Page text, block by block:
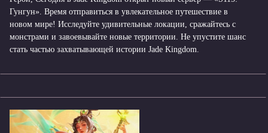
Гунгун». Время отправиться в увлекательное путешествие в
новом мире! Исследуйте удивительные локации, сражайтесь с
монстрами и завоевывайте новые территории. Не упустите шанс
стать частью захватывающей истории Jade Kingdom.